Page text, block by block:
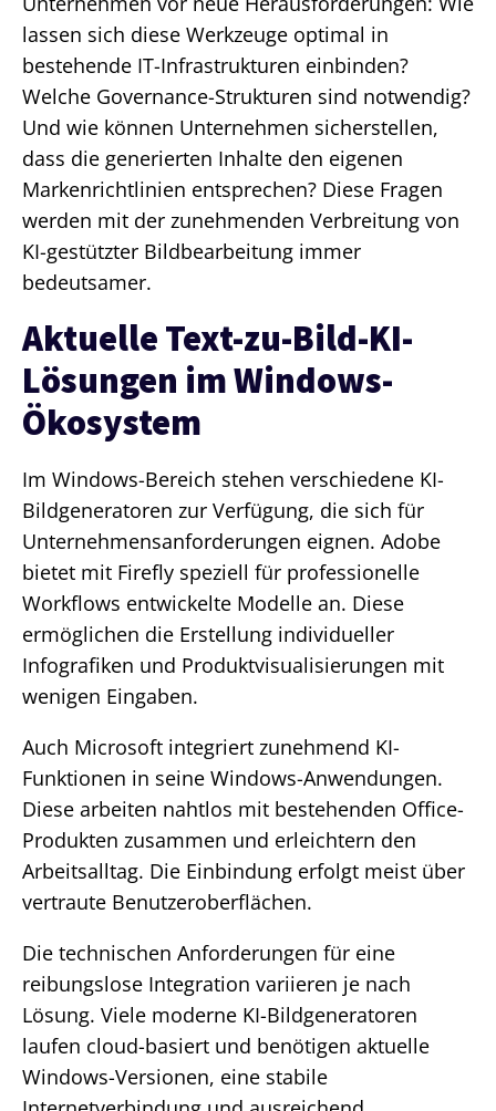
lassen sich diese Werkzeuge optimal in
bestehende IT-Infrastrukturen einbinden?
Welche Governance-Strukturen sind notwendig?
Und wie können Unternehmen sicherstellen,
dass die generierten Inhalte den eigenen
Markenrichtlinien entsprechen? Diese Fragen
werden mit der zunehmenden Verbreitung von
KI-gestützter Bildbearbeitung immer
bedeutsamer.
Aktuelle Text-zu-Bild-KI-
Lösungen im Windows-
Ökosystem
Im Windows-Bereich stehen verschiedene KI-
Bildgeneratoren zur Verfügung, die sich für
Unternehmensanforderungen eignen. Adobe
bietet mit Firefly speziell für professionelle
Workflows entwickelte Modelle an. Diese
ermöglichen die Erstellung individueller
Infografiken und Produktvisualisierungen mit
wenigen Eingaben.
Auch Microsoft integriert zunehmend KI-
Funktionen in seine Windows-Anwendungen.
Diese arbeiten nahtlos mit bestehenden Office-
Produkten zusammen und erleichtern den
Arbeitsalltag. Die Einbindung erfolgt meist über
vertraute Benutzeroberflächen.
Die technischen Anforderungen für eine
reibungslose Integration variieren je nach
Lösung. Viele moderne KI-Bildgeneratoren
laufen cloud-basiert und benötigen aktuelle
Windows-Versionen, eine stabile